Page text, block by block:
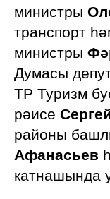
министры
транспорт
министры
Думасы
ТР Туризм
рәисе
районы
Афанасьев
катнашында